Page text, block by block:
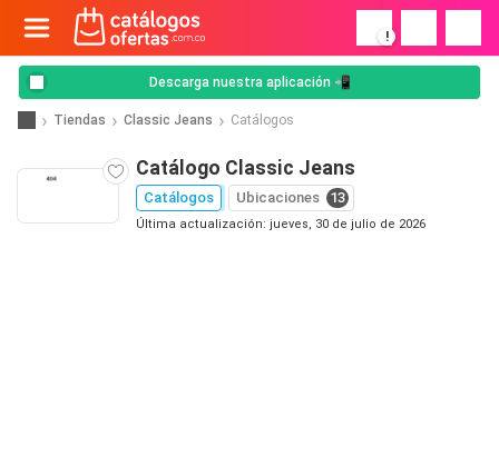
!
Descarga nuestra aplicación 📲
Tiendas Classic Jeans Catálogos
Catálogo Classic Jeans
Catálogos Ubicaciones 13
Última actualización: jueves, 30 de julio de 2026